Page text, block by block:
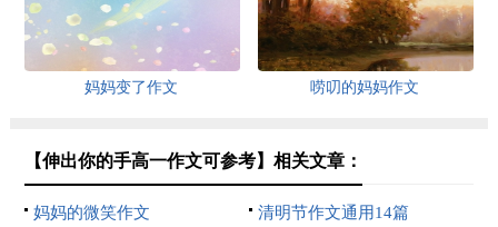
妈妈变了作文 唠叨的妈妈作文
【伸出你的手高一作文可参考】相关文章：
妈妈的微笑作文
清明节作文通用14篇